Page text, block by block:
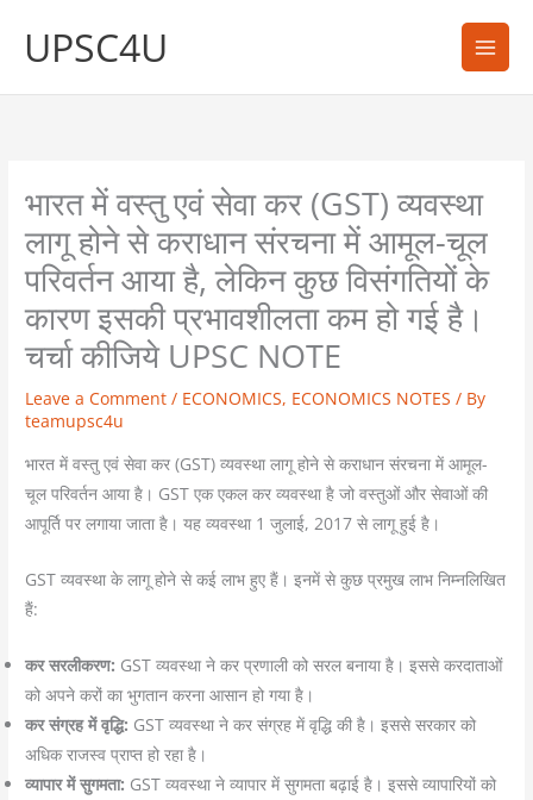
UPSC4U
भारत में वस्तु एवं सेवा कर (GST) व्यवस्था
लागू होने से कराधान संरचना में आमूल-चूल
परिवर्तन आया है, लेकिन कुछ विसंगतियों के
कारण इसकी प्रभावशीलता कम हो गई है।
चर्चा कीजिये UPSC NOTE
Leave a Comment / ECONOMICS, ECONOMICS NOTES / By
teamupsc4u
भारत में वस्तु एवं सेवा कर (GST) व्यवस्था लागू होने से कराधान संरचना में आमूल-
चूल परिवर्तन आया है। GST एक एकल कर व्यवस्था है जो वस्तुओं और सेवाओं की
आपूर्ति पर लगाया जाता है। यह व्यवस्था 1 जुलाई, 2017 से लागू हुई है।
GST व्यवस्था के लागू होने से कई लाभ हुए हैं। इनमें से कुछ प्रमुख लाभ निम्नलिखित
हैं:
कर सरलीकरण: GST व्यवस्था ने कर प्रणाली को सरल बनाया है। इससे करदाताओं
को अपने करों का भुगतान करना आसान हो गया है।
कर संग्रह में वृद्धि: GST व्यवस्था ने कर संग्रह में वृद्धि की है। इससे सरकार को
अधिक राजस्व प्राप्त हो रहा है।
व्यापार में सुगमता: GST व्यवस्था ने व्यापार में सुगमता बढ़ाई है। इससे व्यापारियों को